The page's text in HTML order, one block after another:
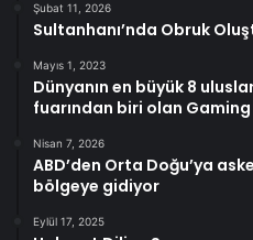
Şubat 11, 2026
Sultanhanı’nda Obruk
Mayıs 1, 2023
Dünyanın en büyük 8
fuarından biri olan
Nisan 7, 2026
ABD’den Orta Doğu’ya
bölgeye gidiyor
Eylül 17, 2025